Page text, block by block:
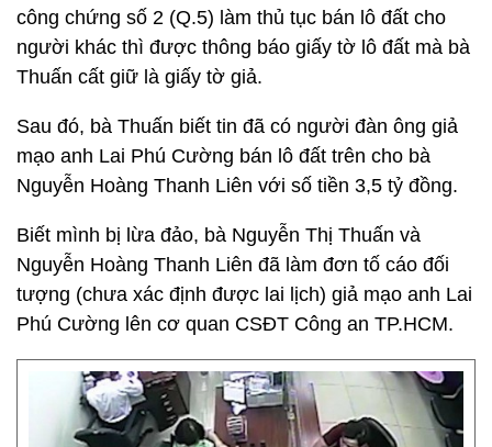
công chứng số 2 (Q.5) làm thủ tục bán lô đất cho
người khác thì được thông báo giấy tờ lô đất mà bà
Thuấn cất giữ là giấy tờ giả.
Sau đó, bà Thuấn biết tin đã có người đàn ông giả
mạo anh Lai Phú Cường bán lô đất trên cho bà
Nguyễn Hoàng Thanh Liên với số tiền 3,5 tỷ đồng.
Biết mình bị lừa đảo, bà Nguyễn Thị Thuấn và
Nguyễn Hoàng Thanh Liên đã làm đơn tố cáo đối
tượng (chưa xác định được lai lịch) giả mạo anh Lai
Phú Cường lên cơ quan CSĐT Công an TP.HCM.